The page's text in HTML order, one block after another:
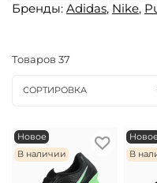
Бренды: Adidas, Nike,
Товаров 37
СОРТИРОВКА
Новое
В наличии
Новое
В